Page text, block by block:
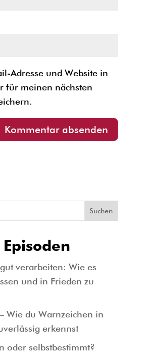
Adresse und Website in
für meinen nächsten
Suchen
verarbeiten: Wie es
und in Frieden zu
Wie du Warnzeichen in
erkennst
oder selbstbestimmt?